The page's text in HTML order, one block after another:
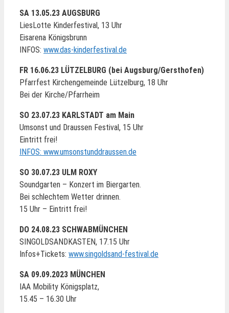
SA 13.05.23 AUGSBURG
LiesLotte Kinderfestival, 13 Uhr
Eisarena Königsbrunn
INFOS: www.das-kinderfestival.de
FR 16.06.23 LÜTZELBURG (bei Augsburg/Gersthofen)
Pfarrfest Kirchengemeinde Lützelburg, 18 Uhr
Bei der Kirche/Pfarrheim
SO 23.07.23 KARLSTADT am Main
Umsonst und Draussen Festival, 15 Uhr
Eintritt frei!
INFOS: www.umsonstunddraussen.de
SO 30.07.23 ULM ROXY
Soundgarten – Konzert im Biergarten.
Bei schlechtem Wetter drinnen.
15 Uhr – Eintritt frei!
DO 24.08.23 SCHWABMÜNCHEN
SINGOLDSANDKASTEN, 17.15 Uhr
Infos+Tickets: www.singoldsand-festival.de
SA 09.09.2023 MÜNCHEN
IAA Mobility Königsplatz,
15.45 – 16.30 Uhr